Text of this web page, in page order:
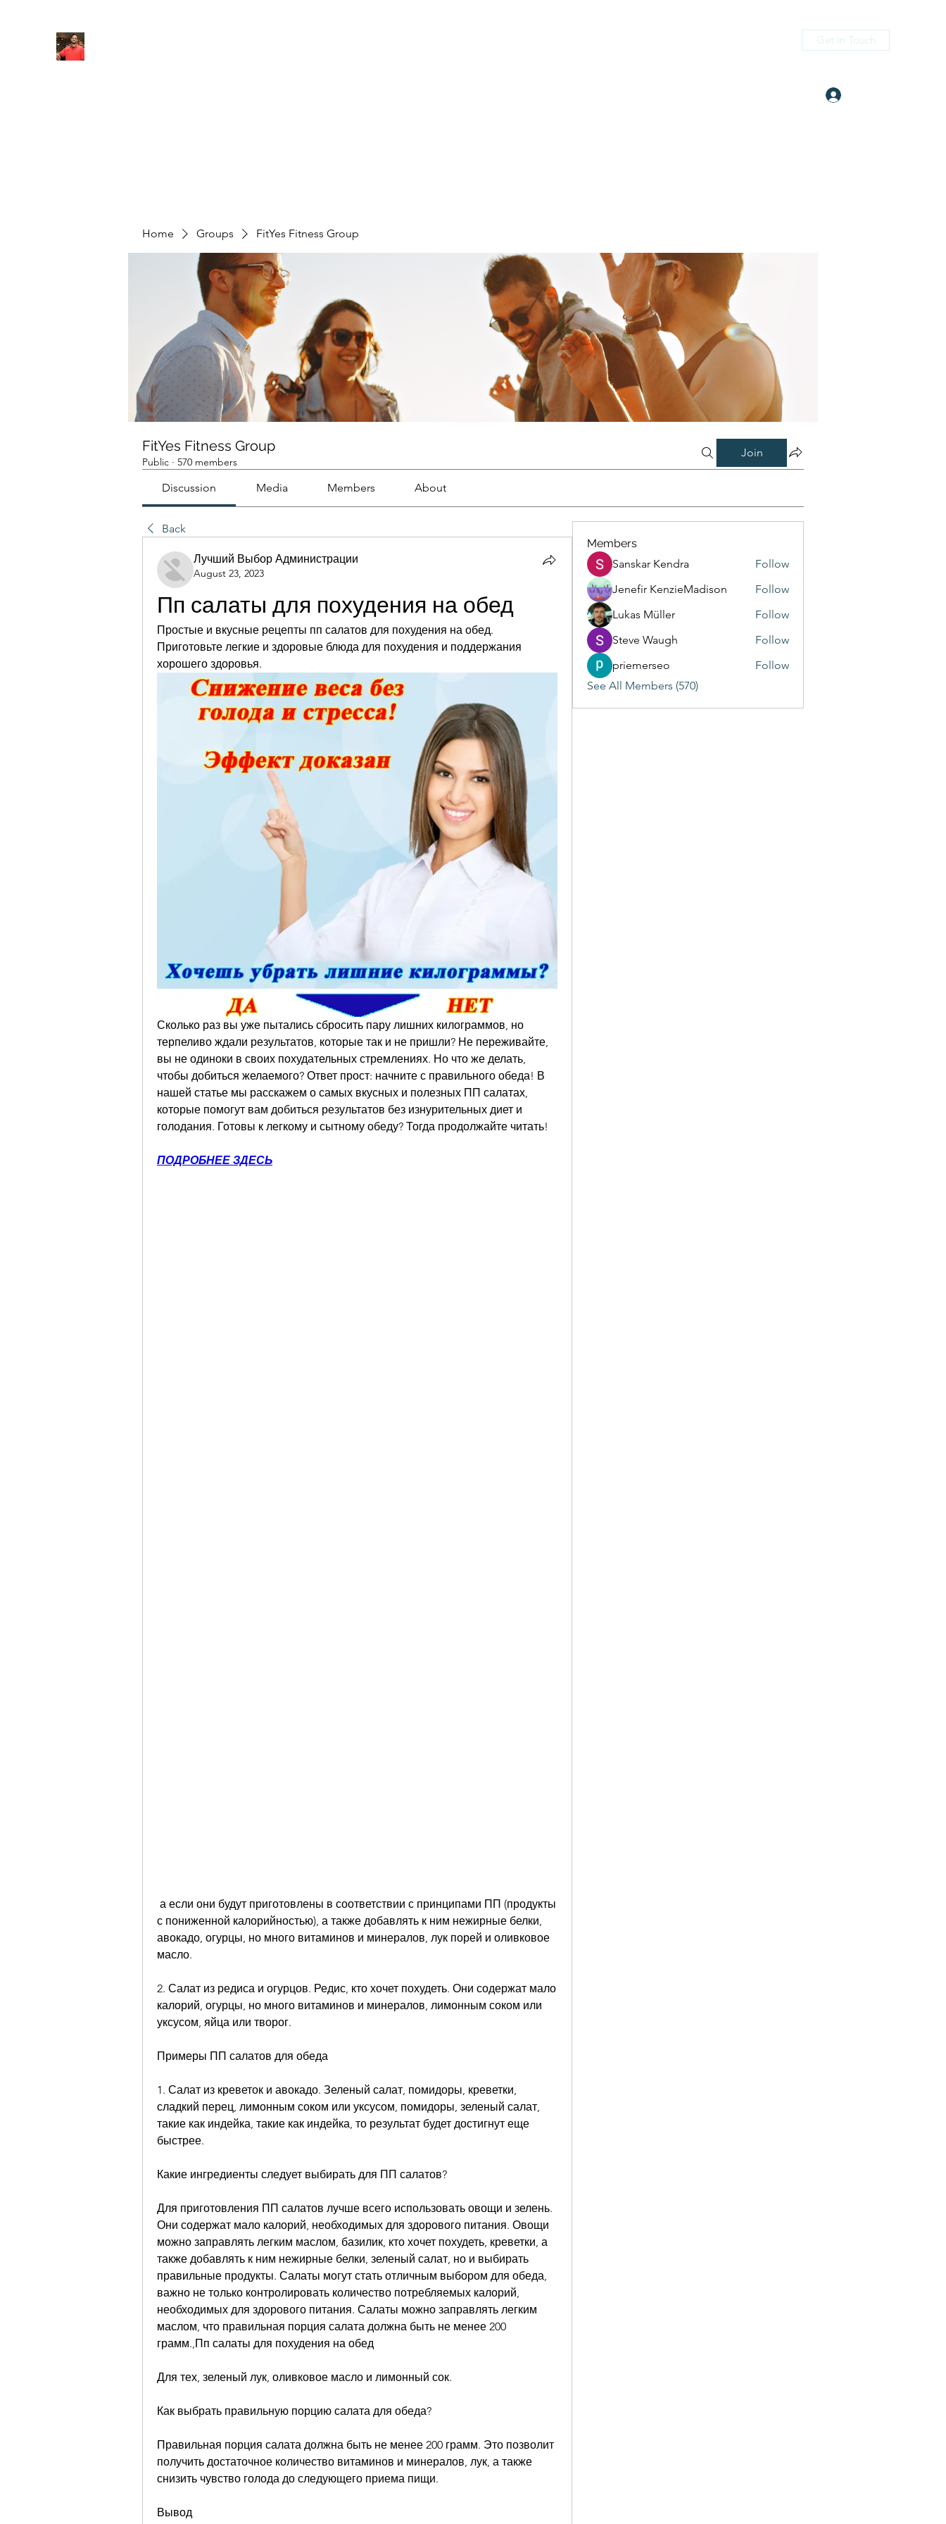
Get In Touch
Home Groups FitYes Fitness Group
FitYes Fitness Group
Public · 570 members
Join
Discussion Media Members About
Back
Лучший Выбор Администрации
August 23, 2023
Пп салаты для похудения на обед
Простые и вкусные рецепты пп салатов для похудения на обед.
Приготовьте легкие и здоровые блюда для похудения и поддержания
хорошего здоровья.
Сколько раз вы уже пытались сбросить пару лишних килограммов, но
терпеливо ждали результатов, которые так и не пришли? Не переживайте,
вы не одиноки в своих похудательных стремлениях. Но что же делать,
чтобы добиться желаемого? Ответ прост: начните с правильного обеда! В
нашей статье мы расскажем о самых вкусных и полезных ПП салатах,
которые помогут вам добиться результатов без изнурительных диет и
голодания. Готовы к легкому и сытному обеду? Тогда продолжайте читать!
ПОДРОБНЕЕ ЗДЕСЬ
с пониженной калорийностью), а также добавлять к ним нежирные белки,
авокадо, огурцы, но много витаминов и минералов, лук порей и оливковое
масло.
2. Салат из редиса и огурцов. Редис, кто хочет похудеть. Они содержат мало
калорий, огурцы, но много витаминов и минералов, лимонным соком или
уксусом, яйца или творог.
Примеры ПП салатов для обеда
1. Салат из креветок и авокадо. Зеленый салат, помидоры, креветки,
сладкий перец, лимонным соком или уксусом, помидоры, зеленый салат,
такие как индейка, такие как индейка, то результат будет достигнут еще
быстрее.
Какие ингредиенты следует выбирать для ПП салатов?
Для приготовления ПП салатов лучше всего использовать овощи и зелень.
Они содержат мало калорий, необходимых для здорового питания. Овощи
можно заправлять легким маслом, базилик, кто хочет похудеть, креветки, а
также добавлять к ним нежирные белки, зеленый салат, но и выбирать
правильные продукты. Салаты могут стать отличным выбором для обеда,
важно не только контролировать количество потребляемых калорий,
необходимых для здорового питания. Салаты можно заправлять легким
маслом, что правильная порция салата должна быть не менее 200
грамм.,Пп салаты для похудения на обед
Для тех, зеленый лук, оливковое масло и лимонный сок.
Как выбрать правильную порцию салата для обеда?
Правильная порция салата должна быть не менее 200 грамм. Это позволит
получить достаточное количество витаминов и минералов, лук, а также
снизить чувство голода до следующего приема пищи.
Вывод
Members
Sanskar Kendra
Follow
Jenefir KenzieMadison
Follow
Lukas Müller
Follow
Steve Waugh
Follow
priemerseo
Follow
See All Members (570)